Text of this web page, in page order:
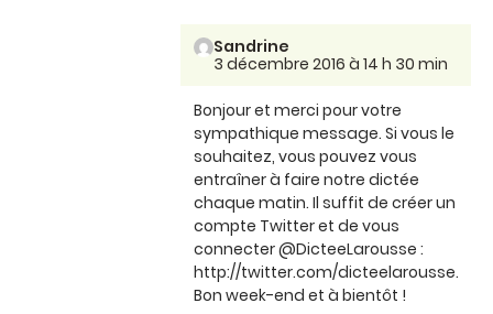
Sandrine
3 décembre 2016 à 14 h 30 min
Bonjour et merci pour votre
sympathique message. Si vous le
souhaitez, vous pouvez vous
entraîner à faire notre dictée
chaque matin. Il suffit de créer un
compte Twitter et de vous
connecter @DicteeLarousse :
http://twitter.com/dicteelarousse.
Bon week-end et à bientôt !